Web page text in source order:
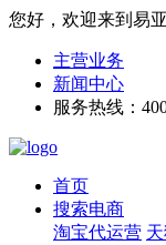
您好，欢迎来到易
主营业务
新闻中心
服务热线：
首页
搜索电商
淘宝代运营